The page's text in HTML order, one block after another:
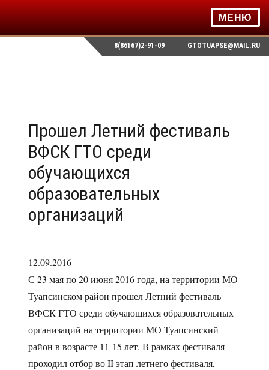
МЕНЮ
8(86167)2-91-09 GTOTUAPSE@MAIL.RU
Прошел Летний фестиваль
ВФСК ГТО среди
обучающихся
образовательных
организаций
Опубликовано
12.09.2016
С 23 мая по 20 июня 2016 года, на территории МО
Туапсинском район прошел Летний фестиваль
ВФСК ГТО среди обучающихся образовательных
организаций на территории МО Туапсинский
район в возрасте 11-15 лет. В рамках фестиваля
проходил отбор во II этап летнего фестиваля,